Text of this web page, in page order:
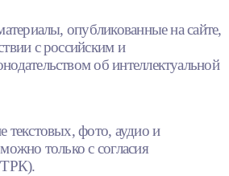
опубликованные на сайте,
с российским и
об интеллектуальной
текстовых, фото, аудио и
только с согласия